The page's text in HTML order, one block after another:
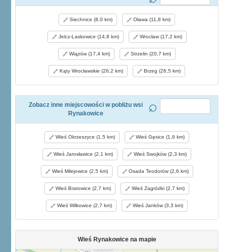
Siechnice (8,0 km) Oława (11,8 km)
Jelcz-Laskowice (14,8 km) Wrocław (17,2 km)
Wiązów (17,4 km) Strzelin (20,7 km)
Kąty Wrocławskie (26,2 km) Brzeg (26,5 km)
Zobacz inne miejscowości w pobliżu wsi
Rynakowice
Wieś Okrzeszyce (1,5 km) Wieś Gęsice (1,6 km)
Wieś Jarosławice (2,1 km) Wieś Swojków (2,3 km)
Wieś Milejowice (2,5 km) Osada Teodorów (2,6 km)
Wieś Bratowice (2,7 km) Wieś Zagródki (2,7 km)
Wieś Wilkowice (2,7 km) Wieś Janków (3,3 km)
Wieś Rynakowice na mapie